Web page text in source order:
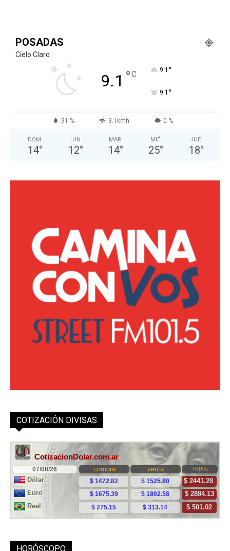
POSADAS
Cielo Claro
9.1 °C 9.1 °
9.1 °
91 % 3.1kmh 0 %
DOM
14°
LUN
12°
MAR
14°
MIÉ
25°
JUE
18°
COTIZACIÓN DIVISAS
HORÓSCOPO